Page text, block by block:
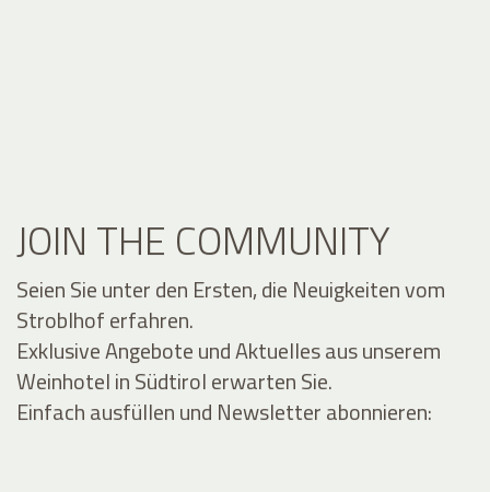
JOIN THE COMMUNITY
Seien Sie unter den Ersten, die Neuigkeiten vom
Stroblhof erfahren.
Exklusive Angebote und Aktuelles aus unserem
Weinhotel in Südtirol erwarten Sie.
Einfach ausfüllen und Newsletter abonnieren: